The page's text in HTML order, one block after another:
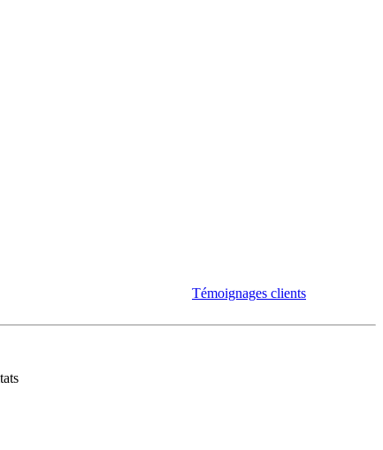
Témoignages clients